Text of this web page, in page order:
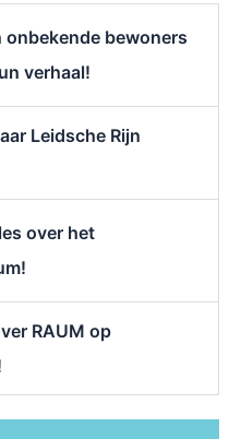
onbekende bewoners
verhaal!
Leidsche Rijn
over het
RAUM op